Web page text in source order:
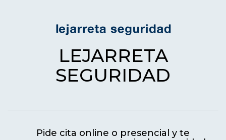
LEJARRETA
SEGURIDAD
Pide cita online o presencial y te